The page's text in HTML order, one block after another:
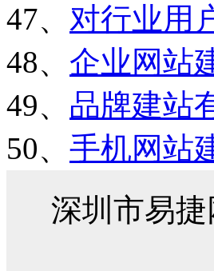
47、 对行业用
48、 企业网站
49、 品牌建站
50、 手机网站
深圳市易